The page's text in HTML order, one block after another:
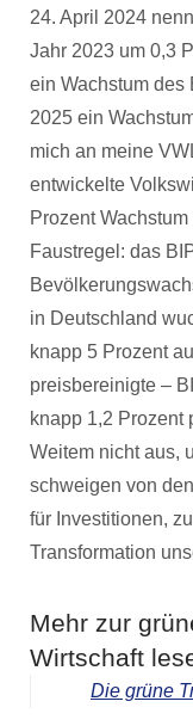
24. April 2024
Jahr 2023 um 0,3
ein Wachstum des
2025 ein
mich an meine
entwickelte
Prozent
Faustregel: das
in Deutschland
knapp 5 Prozent
preisbereinigte –
knapp 1,2 Prozent
Weitem nicht aus,
schweigen von
für Investitionen,
Transformation
Mehr zur
Wirtschaft
Die grüne